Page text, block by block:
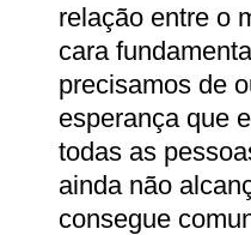
relação entre o
cara
precisamos de
esperança que
todas as
ainda não
consegue